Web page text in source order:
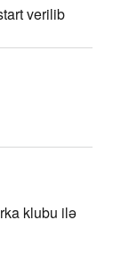
verilib
klubu ilə